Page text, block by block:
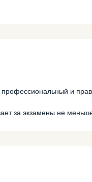
и
за экзамены не